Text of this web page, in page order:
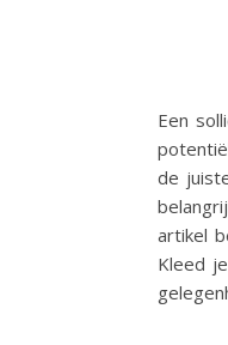
Een
de
artikel
Kleed